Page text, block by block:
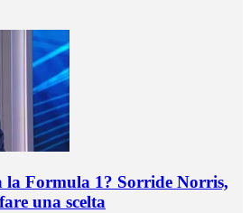
la Formula 1? Sorride Norris,
una scelta